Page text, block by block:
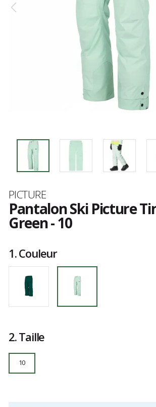
Marque
PICTURE
Pantalon Ski Picture
Green - 10
clients
1.Couleur
2.Taille
10